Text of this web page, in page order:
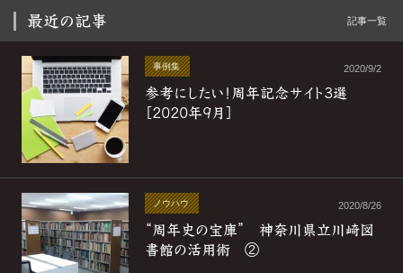
最近の記事 記事一覧
事例集 2020/9/2
参考にしたい！周年記念サイト3選
［2020年9月］
ノウハウ 2020/8/26
“周年史の宝庫” 神奈川県立川崎図
書館の活用術 ②